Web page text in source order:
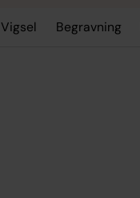
Vigsel Begravning